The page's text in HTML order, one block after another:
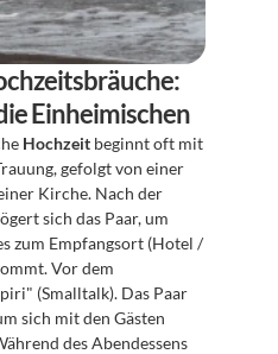
Einheimischen
Hochzeit beginnt oft mit
gefolgt von einer
Kirche. Nach der
sich das Paar, um
zum Empfangsort (Hotel /
Vor dem
(Smalltalk). Das Paar
sich mit den Gästen
des Abendessens